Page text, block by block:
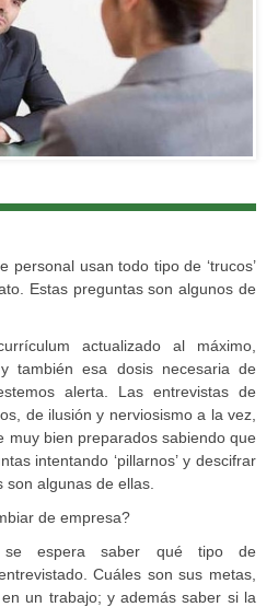
personal usan todo tipo de ‘trucos’
Estas preguntas son algunos de
actualizado al máximo,
también esa dosis necesaria de
alerta. Las entrevistas de
de ilusión y nerviosismo a la vez,
muy bien preparados sabiendo que
intentando ‘pillarnos’ y descifrar
algunas de ellas.
de empresa?
se espera saber qué tipo de
Cuáles son sus metas,
un trabajo; y además saber si la